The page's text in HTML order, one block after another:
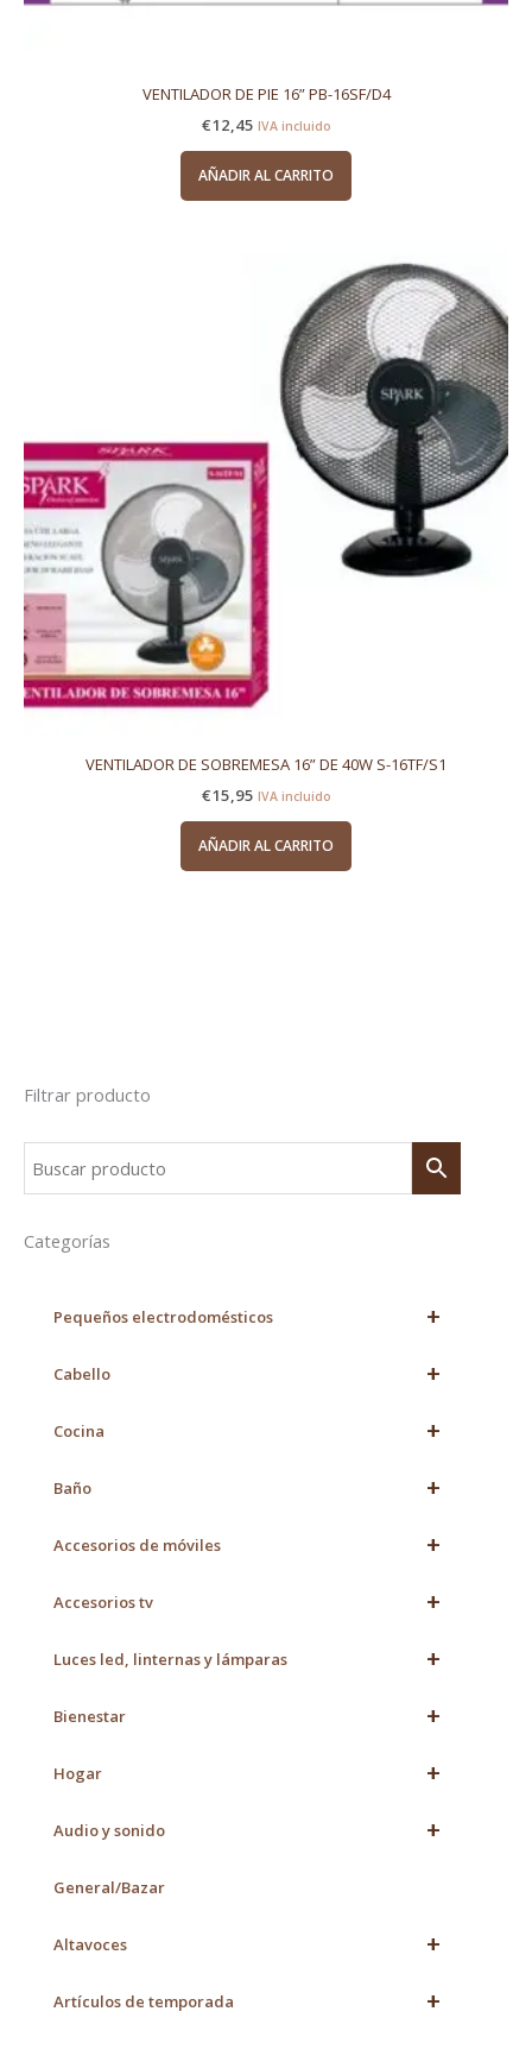
Filtrar producto
Categorías
+
Pequeños electrodomésticos
+
Cabello
+
Cocina
+
Baño
+
Accesorios de móviles
+
Accesorios tv
+
Luces led, linternas y lámparas
+
Bienestar
+
Hogar
+
Audio y sonido
General/Bazar
+
Altavoces
+
Artículos de temporada
VENTILADOR DE PIE 16” PB-16SF/D4
€12,45 IVA incluido
AÑADIR AL CARRITO
VENTILADOR DE SOBREMESA 16” DE 40W S-16TF/S1
€15,95 IVA incluido
AÑADIR AL CARRITO